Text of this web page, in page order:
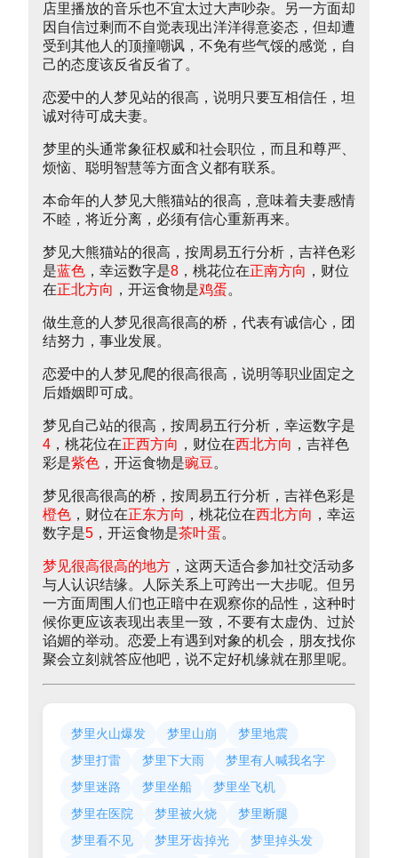
店里播放的音乐也不宜太过大声吵杂。另一方面却
因自信过剩而不自觉表现出洋洋得意姿态，但却遭
受到其他人的顶撞嘲讽，不免有些气馁的感觉，自
己的态度该反省反省了。
恋爱中的人梦见站的很高，说明只要互相信任，坦
诚对待可成夫妻。
梦里的头通常象征权威和社会职位，而且和尊严、
烦恼、聪明智慧等方面含义都有联系。
本命年的人梦见大熊猫站的很高，意味着夫妻感情
不睦，将近分离，必须有信心重新再来。
梦见大熊猫站的很高，按周易五行分析，吉祥色彩
是蓝色 ，幸运数字是8 ，桃花位在正南方向 ，财位
在正北方向 ，开运食物是鸡蛋。
做生意的人梦见很高很高的桥，代表有诚信心，团
结努力，事业发展。
恋爱中的人梦见爬的很高很高，说明等职业固定之
后婚姻即可成。
梦见自己站的很高，按周易五行分析，幸运数字是
4 ，桃花位在正西方向 ，财位在西北方向 ，吉祥色
彩是紫色 ，开运食物是豌豆。
梦见很高很高的桥，按周易五行分析，吉祥色彩是
橙色 ，财位在正东方向 ，桃花位在西北方向 ，幸运
数字是5 ，开运食物是茶叶蛋。
梦见很高很高的地方 ，这两天适合参加社交活动多
与人认识结缘。人际关系上可跨出一大步呢。但另
一方面周围人们也正暗中在观察你的品性，这种时
候你更应该表现出表里一致，不要有太虚伪、过於
谄媚的举动。恋爱上有遇到对象的机会，朋友找你
聚会立刻就答应他吧，说不定好机缘就在那里呢。
梦里火山爆发 梦里山崩
梦里地震
梦里打雷
梦里下大雨
梦里有人喊我名字
梦里迷路
梦里坐船
梦里坐飞机
梦里在医院
梦里被火烧
梦里断腿
梦里看不见
梦里牙齿掉光 梦里掉头发